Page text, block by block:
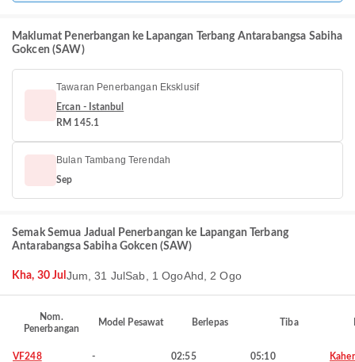
Maklumat Penerbangan ke Lapangan Terbang Antarabangsa Sabiha
Gokcen (SAW)
Tawaran Penerbangan Eksklusif
Ercan - Istanbul
RM 145.1
Bulan Tambang Terendah
Sep
Semak Semua Jadual Penerbangan ke Lapangan Terbang
Antarabangsa Sabiha Gokcen (SAW)
Kha, 30 Jul Jum, 31 JulSab, 1 OgoAhd, 2 Ogo
Nom.
Penerbangan
Model Pesawat Berlepas Tiba
VF248 - 02:55 05:10